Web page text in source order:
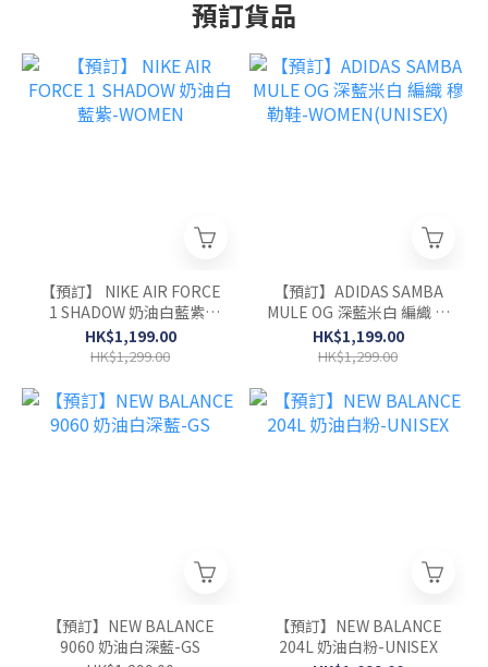
預訂貨品
【預訂】 NIKE AIR FORCE
1 SHADOW 奶油白藍紫-
WOMEN
HK$1,199.00
HK$1,299.00
【預訂】ADIDAS SAMBA
MULE OG 深藍米白 編織 穆
勒鞋-WOMEN(UNISEX)
HK$1,199.00
HK$1,299.00
【預訂】NEW BALANCE
9060 奶油白深藍-GS
【預訂】NEW BALANCE
204L 奶油白粉-UNISEX